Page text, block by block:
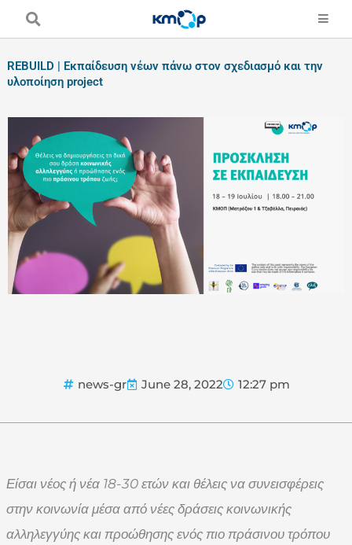
REBUILD | Εκπαίδευση νέων πάνω στον σχεδιασμό και την
υλοποίηση project
news-gr June 28, 2022 12:27 pm
Είσαι νέος ή νέα 18-30 ετών και θέλεις να συνεισφέρεις
στην κοινωνία μέσα από νέες δράσεις κοινωνικής
αλληλεγγύης και προώθησης ενός πιο πράσινου τρόπου